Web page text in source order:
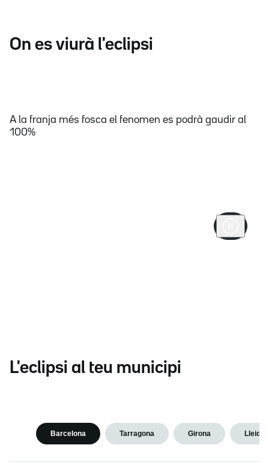
On es viurà l'eclipsi
A la franja més fosca el fenomen es podrà gaudir al
100%
L'eclipsi al teu municipi
Barcelona Tarragona Girona Lleida